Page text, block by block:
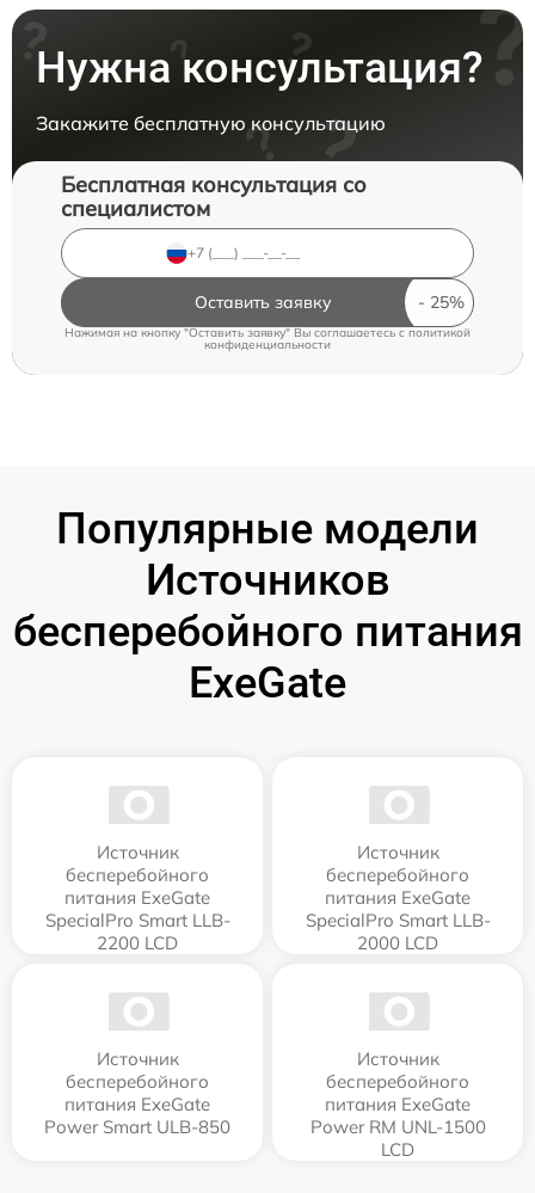
Нужна консультация?
Закажите бесплатную консультацию
Бесплатная консультация со
специалистом
Оставить заявку
Нажимая на кнопку "Оставить заявку" Вы соглашаетесь cполитикой
конфиденциальности
Популярные модели
Источников
бесперебойного питания
ExeGate
Источник
бесперебойного
питания ExeGate
SpecialPro Smart LLB-
2200 LCD
Источник
бесперебойного
питания ExeGate
SpecialPro Smart LLB-
2000 LCD
Источник
бесперебойного
питания ExeGate
Power Smart ULB-850
Источник
бесперебойного
питания ExeGate
Power RM UNL-1500
LCD